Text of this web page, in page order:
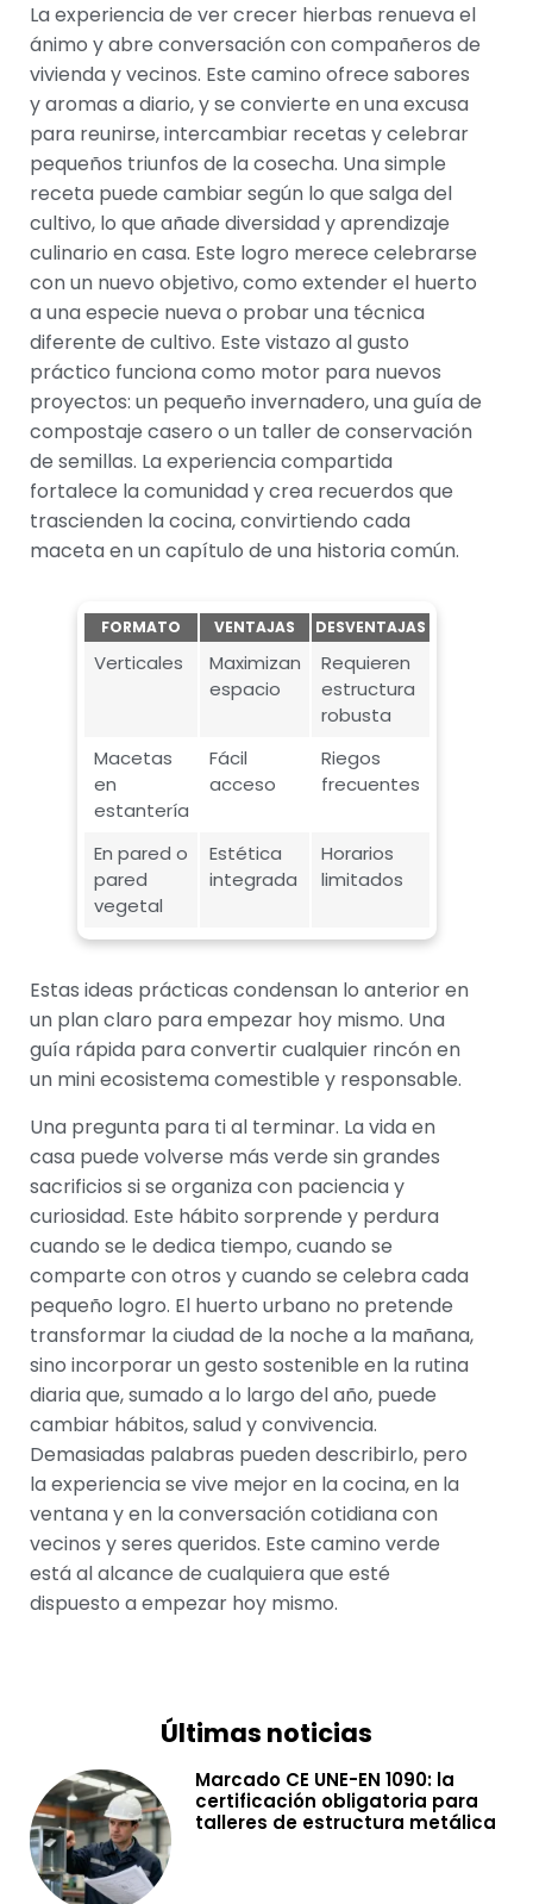
La experiencia de ver crecer hierbas renueva el
ánimo y abre conversación con compañeros de
vivienda y vecinos. Este camino ofrece sabores
y aromas a diario, y se convierte en una excusa
para reunirse, intercambiar recetas y celebrar
pequeños triunfos de la cosecha. Una simple
receta puede cambiar según lo que salga del
cultivo, lo que añade diversidad y aprendizaje
culinario en casa. Este logro merece celebrarse
con un nuevo objetivo, como extender el huerto
a una especie nueva o probar una técnica
diferente de cultivo. Este vistazo al gusto
práctico funciona como motor para nuevos
proyectos: un pequeño invernadero, una guía de
compostaje casero o un taller de conservación
de semillas. La experiencia compartida
fortalece la comunidad y crea recuerdos que
trascienden la cocina, convirtiendo cada
maceta en un capítulo de una historia común.
FORMATO VENTAJAS DESVENTAJAS
Verticales
Maximizan
espacio
Requieren
estructura
robusta
Macetas
en
estantería
Fácil
acceso
Riegos
frecuentes
En pared o
pared
vegetal
Estética
integrada
Horarios
limitados
Estas ideas prácticas condensan lo anterior en
un plan claro para empezar hoy mismo. Una
guía rápida para convertir cualquier rincón en
un mini ecosistema comestible y responsable.
Una pregunta para ti al terminar. La vida en
casa puede volverse más verde sin grandes
sacrificios si se organiza con paciencia y
curiosidad. Este hábito sorprende y perdura
cuando se le dedica tiempo, cuando se
comparte con otros y cuando se celebra cada
pequeño logro. El huerto urbano no pretende
transformar la ciudad de la noche a la mañana,
sino incorporar un gesto sostenible en la rutina
diaria que, sumado a lo largo del año, puede
cambiar hábitos, salud y convivencia.
Demasiadas palabras pueden describirlo, pero
la experiencia se vive mejor en la cocina, en la
ventana y en la conversación cotidiana con
vecinos y seres queridos. Este camino verde
está al alcance de cualquiera que esté
dispuesto a empezar hoy mismo.
Últimas noticias
Marcado CE UNE-EN 1090: la
certificación obligatoria para
talleres de estructura metálica